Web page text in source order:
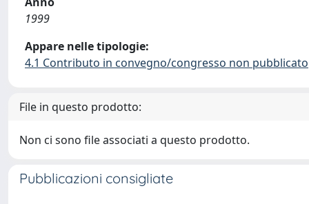
1999
Appare nelle tipologie:
4.1 Contributo in convegno/congresso non pubblicato
File in questo prodotto:
Non ci sono file associati a questo prodotto.
Pubblicazioni consigliate